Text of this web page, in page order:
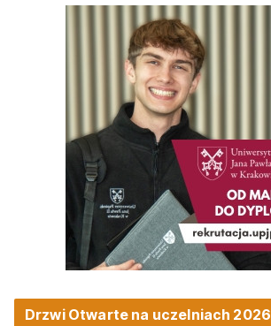
Drzwi Otwarte na uczelniach 2026